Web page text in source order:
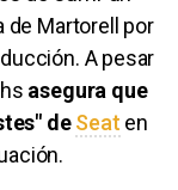
de Martorell por
A pesar
asegura que
deSeat en